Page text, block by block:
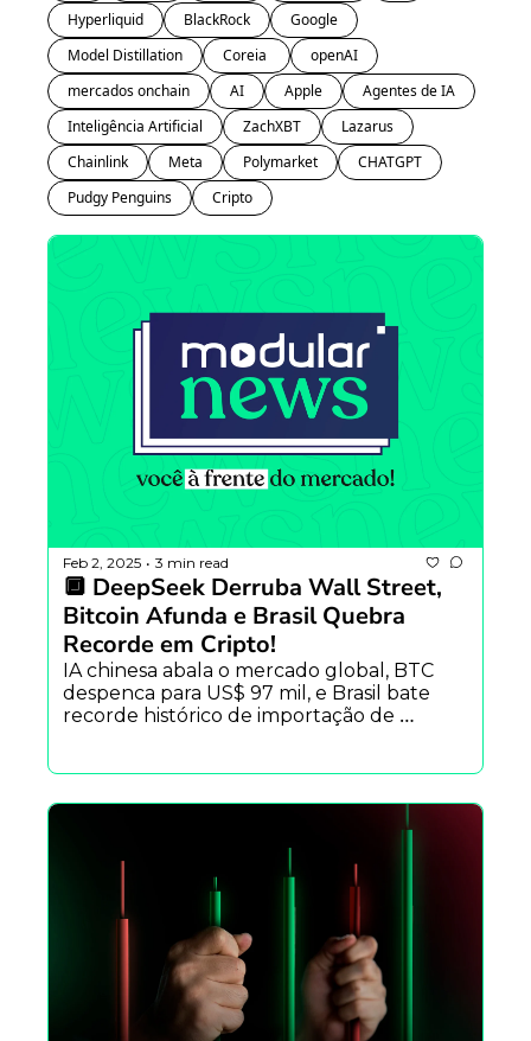
Hyperliquid
BlackRock
Google
Model Distillation
openAI
mercados onchain
AI Apple
Agentes de IA
Inteligência Artificial
ZachXBT
Lazarus
Chainlink
Meta Polymarket
CHATGPT
Pudgy Penguins
Cripto
Feb 2, 2025 • 3 min read
🔲 DeepSeek Derruba Wall Street,
Bitcoin Afunda e Brasil Quebra
Recorde em Cripto!
IA chinesa abala o mercado global, BTC
despenca para US$ 97 mil, e Brasil bate
recorde histórico de importação de